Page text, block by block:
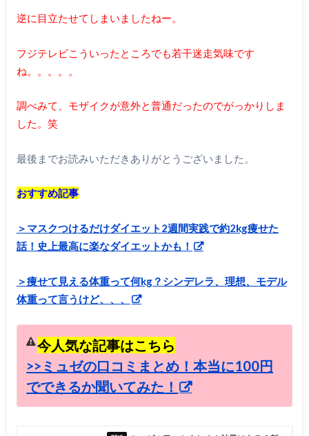
逆に目立たせてしまいましたねー。
フジテレビこういったところでも若干迷走気味です
ね。。。。。
調べみて、モザイクが意外と普通だったのでがっかりしま
した。笑
最後までお読みいただきありがとうございました。
おすすめ記事
＞マスクつけるだけダイエット2週間実践で約2kg痩せた
話！史上最高に楽なダイエットかも！
＞痩せて見える体重って何kg？シンデレラ、理想、モデル
体重って言うけど、、、
今人気な記事はこちら
>>ミュゼの口コミまとめ！本当に100円
でできるか聞いてみた！